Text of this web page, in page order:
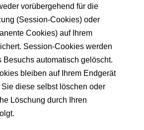
vorübergehend für die
(Session-Cookies) oder
Cookies) auf Ihrem
Session-Cookies werden
Besuchs automatisch gelöscht.
bleiben auf Ihrem Endgerät
diese selbst löschen oder
Löschung durch Ihren